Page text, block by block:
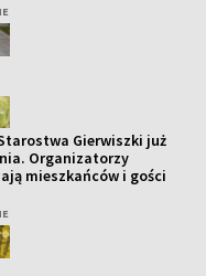
Gierwiszki już
Organizatorzy
mieszkańców i gości